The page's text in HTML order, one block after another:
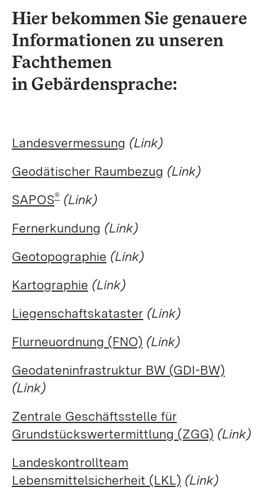
Hier bekommen Sie genauere
Informationen zu unseren
Fachthemen
in Gebärdensprache:
Landesvermessung (Link)
Geodätischer Raumbezug (Link)
SAPOS® (Link)
Fernerkundung (Link)
Geotopographie (Link)
Kartographie (Link)
Liegenschaftskataster (Link)
Flurneuordnung (FNO) (Link)
Geodateninfrastruktur BW (GDI-BW)
(Link)
Zentrale Geschäftsstelle für
Grundstückswertermittlung (ZGG) (Link)
Landeskontrollteam
Lebensmittelsicherheit (LKL) (Link)